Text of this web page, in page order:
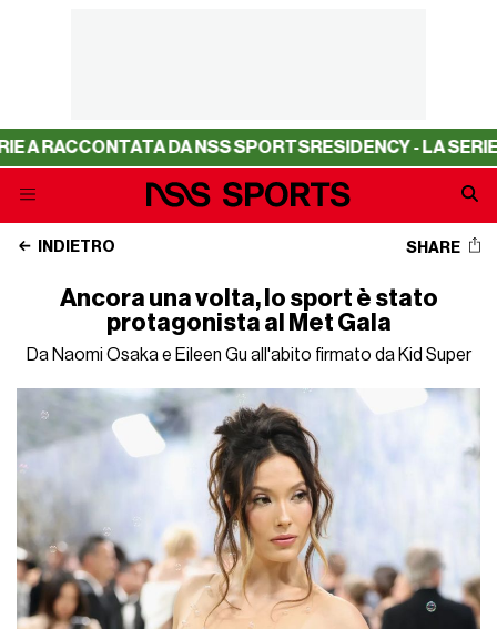
DA NSS SPORTSRESIDENCY - LA SERIE A
INDIETRO SHARE
Ancora una volta, lo sport è stato
protagonista al Met Gala
Da Naomi Osaka e Eileen Gu all'abito firmato da Kid Super